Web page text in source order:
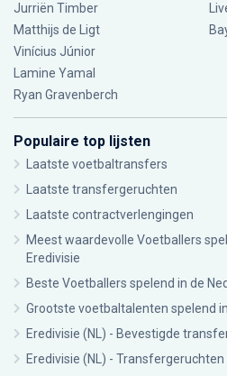
Jurriën Timber
Matthijs de Ligt
Vinícius Júnior
Lamine Yamal
Ryan Gravenberch
Populaire top lijsten
Laatste voetbaltransfers
Laatste transfergeruchten
Laatste contractverlengingen
Meest waardevolle Voetballers
Eredivisie
Beste Voetballers spelend in de
Grootste voetbaltalenten spelend
Eredivisie (NL) - Bevestigde
Eredivisie (NL) - Transfergeruchten